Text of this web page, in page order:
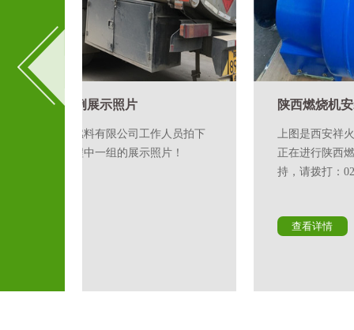
陕西燃烧机安装调试
上图是西安祥火环保燃料有限公司专业技术人员
正在进行陕西燃烧机安装调试作业，如需技术支